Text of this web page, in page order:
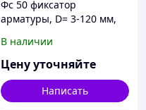
Фс 50 фиксатор
арматуры, D= 3-120 мм,
кубик..., S= 1,6-120 мм
В наличии
Цену уточняйте
Написать